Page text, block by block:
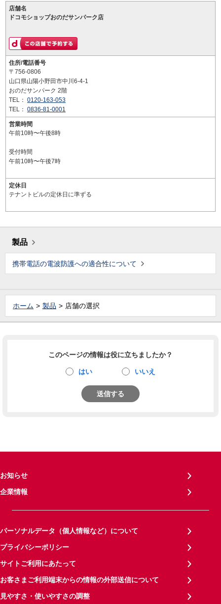
店舗名
ドコモショップおのだサンパーク店
住所/電話番号
〒756-0806
山口県山陽小野田市中川6-4-1
おのだサンパーク 2階
TEL： 0120-163-053
TEL： 0836-81-0001
営業時間
午前10時〜午後8時
受付時間
午前10時〜午後7時
定休日
テナントビルの定休日に準ずる
製品
携帯電話の電波防護への適合性について
ホーム 製品 店舗の選択
このページの情報は役に立ちましたか？
はい いいえ
送信する
お知らせ
企業情報
パーソナルデータ（個人情報など）について
プライバシーポリシー
サイトご利用にあたって
お客さまご利用端末からの情報の外部送信について
見やすさ・使いやすさの調整